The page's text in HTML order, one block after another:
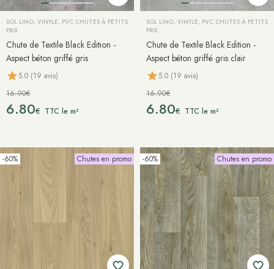
SOL LINO, VINYLE, PVC CHUTES À PETITS
PRIX
Chute de Textile Black Edition -
Aspect béton griffé gris
5.0 (19 avis)
16.90€
6.80€ TTC le m²
SOL LINO, VINYLE, PVC CHUTES À PETITS
PRIX
Chute de Textile Black Edition -
Aspect béton griffé gris clair
5.0 (19 avis)
16.90€
6.80€ TTC le m²
-60% Chutes en promo -60% Chutes en promo